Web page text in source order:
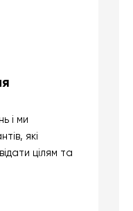
і ми
які
цілям та